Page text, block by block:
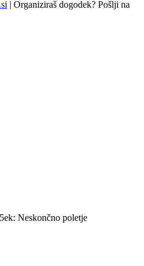
| Organiziraš dogodek? Pošlji na
Neskončno poletje